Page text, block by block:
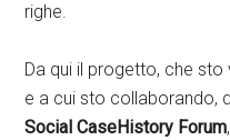
righe.
Da qui il progetto, che
e a cui sto collaborando,
Social CaseHistory Forum